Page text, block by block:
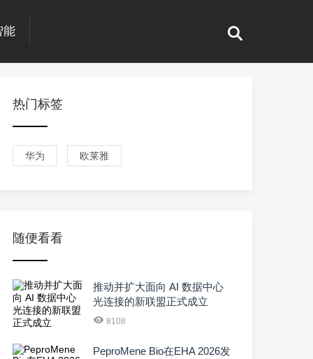
能
热门标签
华为 欧莱雅
随便看看
推动并扩大面向 AI 数据中心
光连接的新联盟正式成立
8108
PeproMene Bio在EHA 2026发